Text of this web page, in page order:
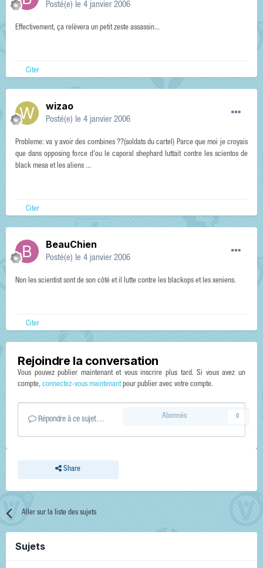
Posté(e) le 4 janvier 2006
Effectivement, ça relèvera un petit zeste assassin...
Citer
wizao
Posté(e) le 4 janvier 2006
Probleme: va y avoir des combines ??(soldats du cartel) Parce que moi je croyais
que dans opposing force d'ou le caporal shephard luttait contre les scientos de
black mesa et les aliens ...
Citer
BeauChien
Posté(e) le 4 janvier 2006
Non les scientist sont de son côté et il lutte contre les blackops et les xeniens.
Citer
Rejoindre la conversation
Vous pouvez publier maintenant et vous inscrire plus tard. Si vous avez un
compte, connectez-vous maintenantpour publier avec votre compte.
Répondre à ce sujet…
Share
Abonnés 0
Aller sur la liste des sujets
Sujets